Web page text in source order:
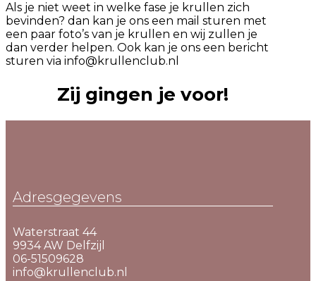
Als je niet weet in welke fase je krullen zich
bevinden? dan kan je ons een mail sturen met
een paar foto’s van je krullen en wij zullen je
dan verder helpen. Ook kan je ons een bericht
sturen via info@krullenclub.nl
Zij gingen je voor!
Adresgegevens
Waterstraat 44
9934 AW Delfzijl
06-51509628
info@krullenclub.nl